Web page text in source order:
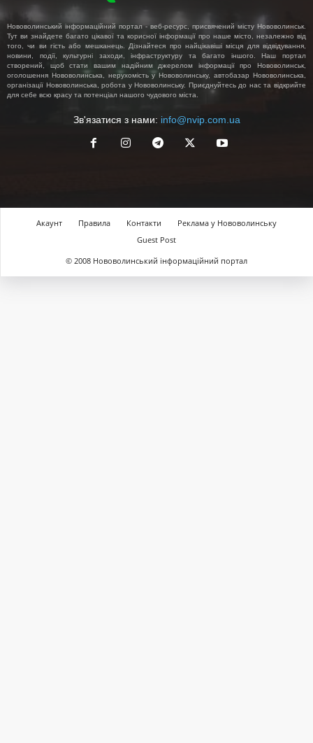
Нововолинський інформаційний портал - веб-ресурс, присвячений місту Нововолинськ.
Тут ви знайдете багато цікавої та корисної інформації про наше місто, незалежно від
того, чи ви гість або мешканець. Дізнайтеся про найцікавіші місця для відвідування,
новини, події, культурні заходи, інфраструктуру та багато іншого. Наш портал
створений, щоб стати вашим надійним джерелом інформації про Нововолинськ,
оголошення Нововолинська, нерухомість у Нововолинську, автобазар Нововолинська,
організації Нововолинська, робота у Нововолинську. Приєднуйтесь до нас та відкрийте
для себе всю красу та потенціал нашого чудового міста.
Зв'язатися з нами: info@nvip.com.ua
Акаунт Правила Контакти
Реклама у Нововолинську
Guest Post
© 2008 Нововолинський інформаційний портал